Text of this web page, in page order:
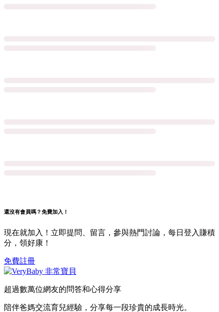
還沒有會員嗎？免費加入！
現在就加入！立即提問、留言，參與熱門討論，每日登入賺積
分，領好康！
免費註冊
超過數萬位網友的問答和心得分享
陪伴爸媽交流育兒經驗，分享每一段珍貴的成長時光。